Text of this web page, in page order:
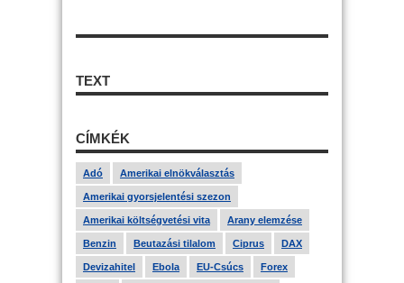
TEXT
CÍMKÉK
Adó Amerikai elnökválasztás
Amerikai gyorsjelentési szezon
Amerikai költségvetési vita Arany elemzése
Benzin Beutazási tilalom Ciprus DAX
Devizahitel Ebola EU-Csúcs Forex